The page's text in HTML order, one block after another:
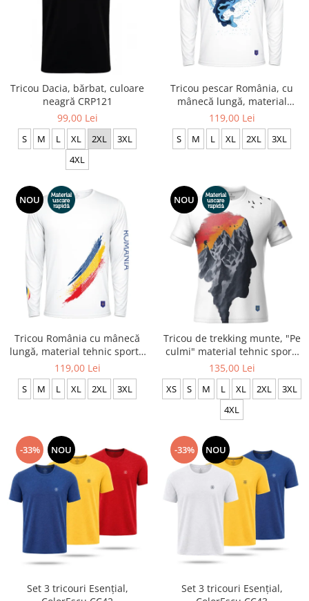
Tricou Dacia, bărbat, culoare
neagră CRP121
99,00 Lei
S M L XL 2XL
3XL
4XL
Tricou pescar România, cu
mânecă lungă, material
tehnic sport - CS62
119,00 Lei
S M L XL 2XL 3XL
NOU
Tricou România cu mânecă
lungă, material tehnic sport -
CS63
119,00 Lei
S M L XL 2XL 3XL
NOU
Tricou de trekking munte, "Pe
culmi" material tehnic sport,
culoare albă CS65
135,00 Lei
XS S M L XL 2XL
3XL
4XL
-33% NOU
Set 3 tricouri Esențial,
-33% NOU
Set 3 tricouri Esențial,